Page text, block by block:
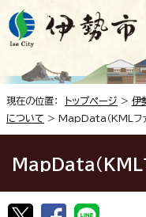
現在の位置： トップページ > 伊
について > MapData（KMLフ
MapData（KML